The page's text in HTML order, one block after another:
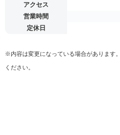
アクセス
営業時間
定休日
※内容は変更になっている場合があります
ください。